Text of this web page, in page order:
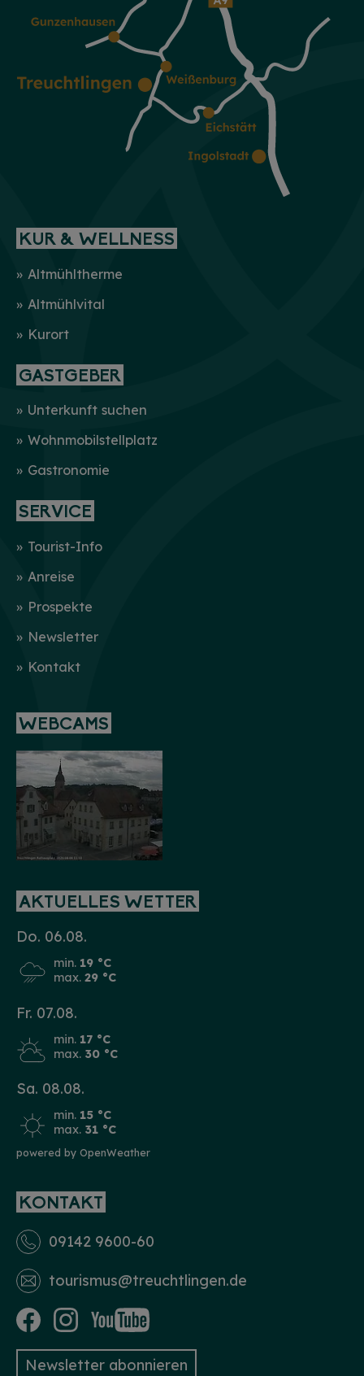
KUR & WELLNESS
Altmühltherme
Altmühlvital
Kurort
GASTGEBER
Unterkunft suchen
Wohnmobilstellplatz
Gastronomie
SERVICE
Tourist-Info
Anreise
Prospekte
Newsletter
Kontakt
WEBCAMS
AKTUELLES WETTER
Do. 06.08.
min. 19 °C
max. 29 °C
Fr. 07.08.
min. 17 °C
max. 30 °C
Sa. 08.08.
min. 15 °C
max. 31 °C
powered by OpenWeather
KONTAKT
09142 9600-60
tourismus­@treuchtlingen.de
Newsletter abonnieren